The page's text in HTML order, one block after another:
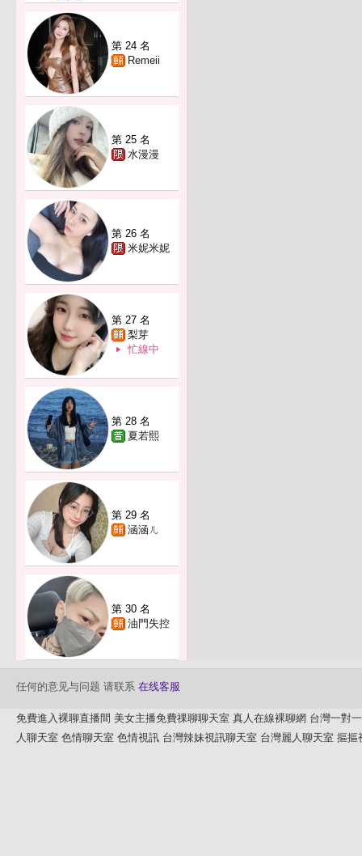
第 24 名
Remeii
第 25 名
水漫漫
第 26 名
米妮米妮
第 27 名
梨芽
忙線中
第 28 名
夏若熙
第 29 名
涵涵ㄦ
第 30 名
油門失控
任何的意见与问题 请联系 在线客服
免費進入裸聊直播間 美女主播免費祼聊聊天室 真人在線裸聊網 台灣一對
人聊天室 色情聊天室 色情視訊 台灣辣妹視訊聊天室 台灣麗人聊天室 摳摳